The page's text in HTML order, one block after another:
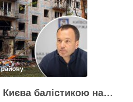
20%. За його словами, до
сезону …
району
Кожен обстріл Києва балістикою наносить місту збитків на 300-500 мільйонів – Петро Пантелеєв